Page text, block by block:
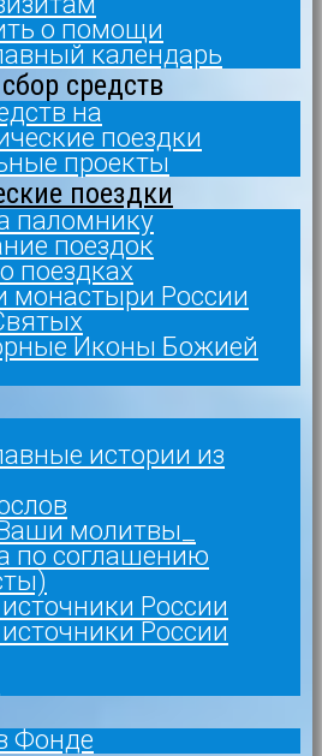
о помощи
календарь
средств
на
поездки
проекты
поездки
паломнику
поездок
поездках
монастыри России
Иконы Божией
истории из
молитвы_
по соглашению
России
России
Фонде